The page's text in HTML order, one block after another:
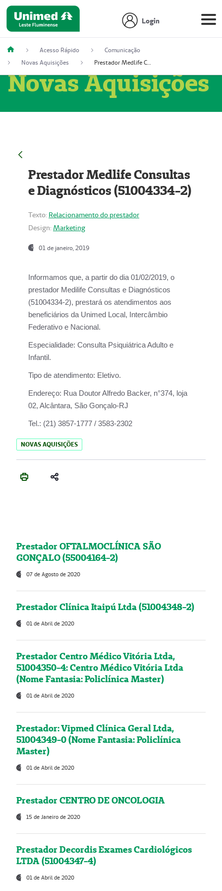
Login
Acesso Rápido
Comunicação
Novas Aquisições
Prestador Medlife Consultas e Diagnósticos (51004334-2)
Novas Aquisições
Prestador Medlife Consultas
e Diagnósticos (51004334-2)
Texto: Relacionamento do prestador
Design: Marketing
01 de janeiro, 2019
Informamos que, a partir do dia 01/02/2019, o
prestador Medilife Consultas e Diagnósticos
(51004334-2), prestará os atendimentos aos
beneficiários da Unimed Local, Intercâmbio
Federativo e Nacional.
Especialidade: Consulta Psiquiátrica Adulto e
Infantil.
Tipo de atendimento: Eletivo.
Endereço: Rua Doutor Alfredo Backer, n°374, loja
02, Alcântara, São Gonçalo-RJ
Tel.: (21) 3857-1777 / 3583-2302
NOVAS AQUISIÇÕES
Prestador OFTALMOCLÍNICA SÃO
GONÇALO (55004164-2)
07 de Agosto de 2020
Prestador Clínica Itaipú Ltda (51004348-2)
01 de Abril de 2020
Prestador Centro Médico Vitória Ltda,
51004350-4: Centro Médico Vitória Ltda
(Nome Fantasia: Policlínica Master)
01 de Abril de 2020
Prestador: Vipmed Clínica Geral Ltda,
51004349-0 (Nome Fantasia: Policlínica
Master)
01 de Abril de 2020
Prestador CENTRO DE ONCOLOGIA
15 de Janeiro de 2020
Prestador Decordis Exames Cardiológicos
LTDA (51004347-4)
01 de Abril de 2020